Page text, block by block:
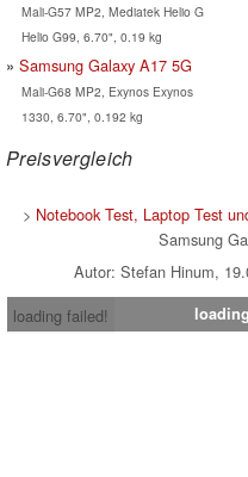
Mali-G57 MP2, Mediatek Helio G
Helio G99, 6.70", 0.19 kg
Samsung Galaxy A17 5G
Mali-G68 MP2, Exynos Exynos
1330, 6.70", 0.192 kg
Preisvergleich
> Notebook Test, Laptop Test
Samsung
Autor: Stefan Hinum,
loading failed!